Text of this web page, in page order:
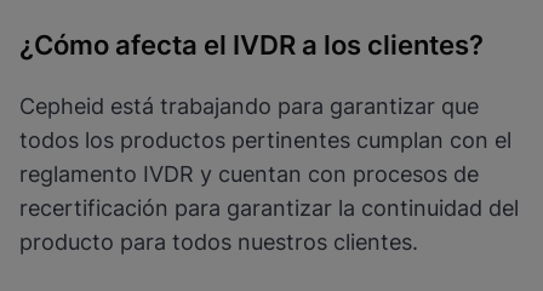
¿Cómo afecta el IVDR a los clientes?
Cepheid está trabajando para garantizar que
todos los productos pertinentes cumplan con el
reglamento IVDR y cuentan con procesos de
recertificación para garantizar la continuidad del
producto para todos nuestros clientes.